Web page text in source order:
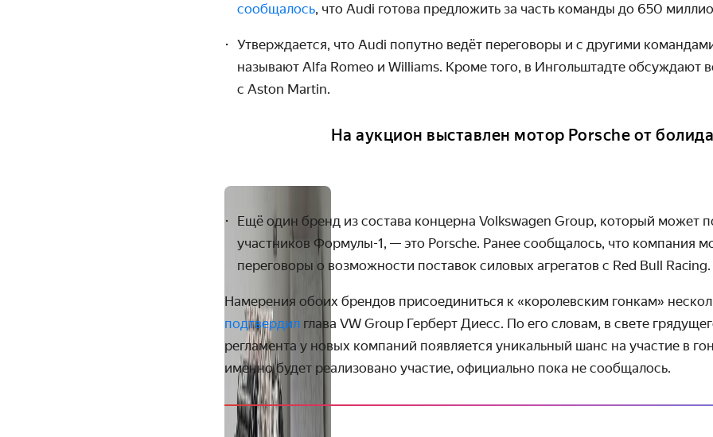
сообщалось, что Audi готова предложить за часть команды до 650
Утверждается, что Audi попутно ведёт переговоры и с другими
называют Alfa Romeo и Williams. Кроме того, в Ингольштадте обсуждают
с Aston Martin.
На аукцион выставлен мотор Porsche от
Ещё один бренд из состава концерна Volkswagen Group, который может
участников Формулы-1, — это Porsche. Ранее сообщалось, что компания
переговоры о возможности поставок силовых агрегатов с Red Bull Racing.
Намерения обоих брендов присоединиться к «королевским гонкам»
подтвердил глава VW Group Герберт Диесс. По его словам, в свете
регламента у новых компаний появляется уникальный шанс на участие в
именно будет реализовано участие, официально пока не сообщалось.